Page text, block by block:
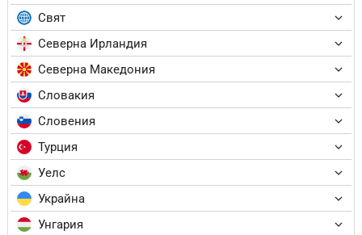
Свят
Северна Ирландия
Северна Македония
Словакия
Словения
Турция
Уелс
Украйна
Унгария